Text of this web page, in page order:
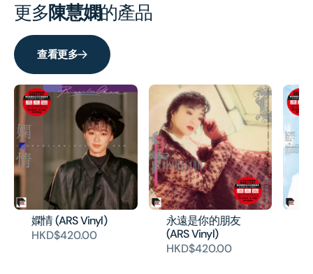
紀
印
記
dcs
系
列]
dcs
系
列]
更多陳慧嫻的產品
查看更多
嫻情 (ARS Vinyl)
HKD$420.00
永遠是你的朋友
(ARS Vinyl)
HKD$420.00